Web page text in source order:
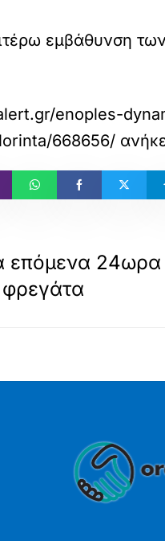
εμβάθυνση
enoples-
668656/
επόμενα 24ωρα